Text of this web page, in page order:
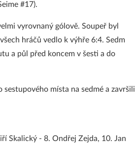
#17).
vyrovnaný gólově. Soupeř byl
hráčů vedlo k výhře 6:4. Sedm
a půl před koncem v šesti a do
místa na sedmé a završili
Skalický - 8. Ondřej Zejda, 10. Jan